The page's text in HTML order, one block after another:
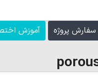
آموزش سفارش پروژه